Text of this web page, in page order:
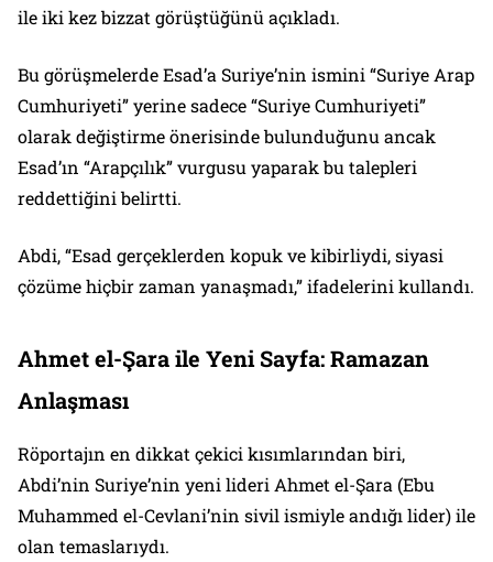
ile iki kez bizzat görüştüğünü açıkladı.
Bu görüşmelerde Esad’a Suriye’nin ismini “Suriye Arap
Cumhuriyeti” yerine sadece “Suriye Cumhuriyeti”
olarak değiştirme önerisinde bulunduğunu ancak
Esad’ın “Arapçılık” vurgusu yaparak bu talepleri
reddettiğini belirtti.
Abdi, “Esad gerçeklerden kopuk ve kibirliydi, siyasi
çözüme hiçbir zaman yanaşmadı,” ifadelerini kullandı.
Ahmet el-Şara ile Yeni Sayfa: Ramazan
Anlaşması
Röportajın en dikkat çekici kısımlarından biri,
Abdi’nin Suriye’nin yeni lideri Ahmet el-Şara (Ebu
Muhammed el-Cevlani’nin sivil ismiyle andığı lider) ile
olan temaslarıydı.